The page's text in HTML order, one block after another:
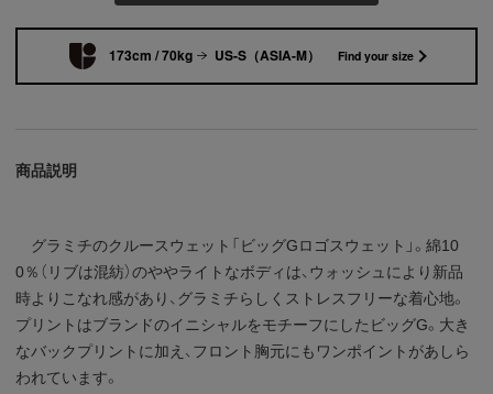
173cm / 70kg US-S（ASIA-M） Find your size
商品説明
グラミチのクルースウェット「ビッグGロゴスウェット」。綿10
0％（リブは混紡）のややライトなボディは、ウォッシュにより新品
時よりこなれ感があり、グラミチらしくストレスフリーな着心地。
プリントはブランドのイニシャルをモチーフにしたビッグG。大き
なバックプリントに加え、フロント胸元にもワンポイントがあしら
われています。